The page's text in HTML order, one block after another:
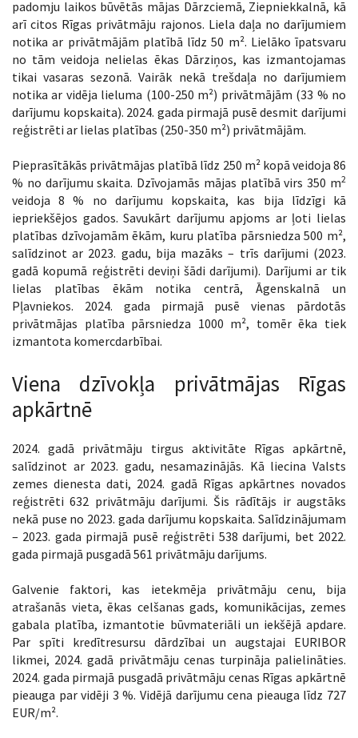
padomju laikos būvētās mājas Dārzciemā, Ziepniekkalnā, kā
arī citos Rīgas privātmāju rajonos. Liela daļa no darījumiem
notika ar privātmājām platībā līdz 50 m². Lielāko īpatsvaru
no tām veidoja nelielas ēkas Dārziņos, kas izmantojamas
tikai vasaras sezonā. Vairāk nekā trešdaļa no darījumiem
notika ar vidēja lieluma (100-250 m²) privātmājām (33 % no
darījumu kopskaita). 2024. gada pirmajā pusē desmit darījumi
reģistrēti ar lielas platības (250-350 m²) privātmājām.
Pieprasītākās privātmājas platībā līdz 250 m² kopā veidoja 86
% no darījumu skaita. Dzīvojamās mājas platībā virs 350 m2
veidoja 8 % no darījumu kopskaita, kas bija līdzīgi kā
iepriekšējos gados. Savukārt darījumu apjoms ar ļoti lielas
platības dzīvojamām ēkām, kuru platība pārsniedza 500 m²,
salīdzinot ar 2023. gadu, bija mazāks – trīs darījumi (2023.
gadā kopumā reģistrēti deviņi šādi darījumi). Darījumi ar tik
lielas platības ēkām notika centrā, Āgenskalnā un
Pļavniekos. 2024. gada pirmajā pusē vienas pārdotās
privātmājas platība pārsniedza 1000 m², tomēr ēka tiek
izmantota komercdarbībai.
Viena dzīvokļa privātmājas Rīgas
apkārtnē
2024. gadā privātmāju tirgus aktivitāte Rīgas apkārtnē,
salīdzinot ar 2023. gadu, nesamazinājās. Kā liecina Valsts
zemes dienesta dati, 2024. gadā Rīgas apkārtnes novados
reģistrēti 632 privātmāju darījumi. Šis rādītājs ir augstāks
nekā puse no 2023. gada darījumu kopskaita. Salīdzinājumam
– 2023. gada pirmajā pusē reģistrēti 538 darījumi, bet 2022.
gada pirmajā pusgadā 561 privātmāju darījums.
Galvenie faktori, kas ietekmēja privātmāju cenu, bija
atrašanās vieta, ēkas celšanas gads, komunikācijas, zemes
gabala platība, izmantotie būvmateriāli un iekšējā apdare.
Par spīti kredītresursu dārdzībai un augstajai EURIBOR
likmei, 2024. gadā privātmāju cenas turpināja palielināties.
2024. gada pirmajā pusgadā privātmāju cenas Rīgas apkārtnē
pieauga par vidēji 3 %. Vidējā darījumu cena pieauga līdz 727
EUR/m².